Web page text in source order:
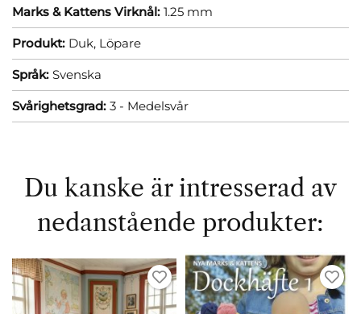
Marks & Kattens Virknål: 1.25 mm
Produkt: Duk, Löpare
Språk: Svenska
Svårighetsgrad: 3 - Medelsvår
Du kanske är intresserad av
nedanstående produkter: